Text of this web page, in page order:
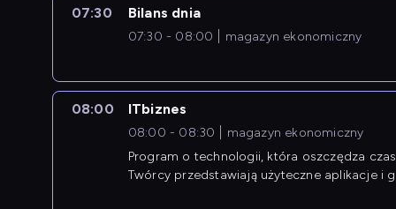
07:30 Bilans dnia
07:30 - 08:00 magazyn ekonomiczny
08:00 ITbiznes
08:00 - 08:30
magazyn ekonomiczny
Program o technologii, która oszczędza
Twórcy przedstawiają użyteczne aplikacje i